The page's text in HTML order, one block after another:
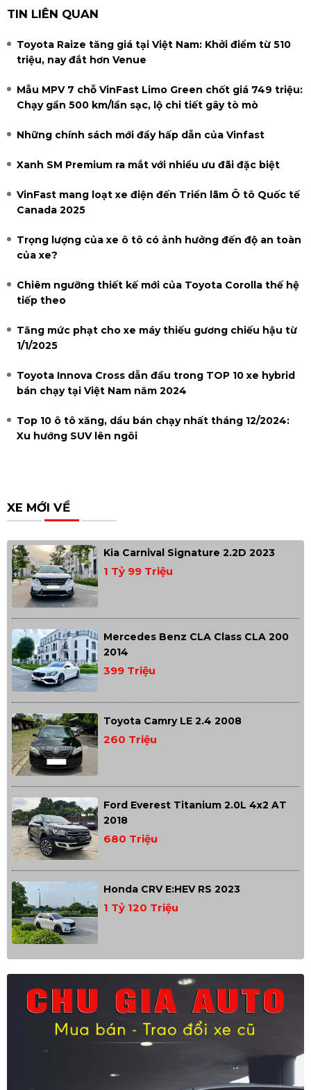
TIN LIÊN QUAN
Toyota Raize tăng giá tại Việt Nam: Khởi điểm từ 510
triệu, nay đắt hơn Venue
Mẫu MPV 7 chỗ VinFast Limo Green chốt giá 749 triệu:
Chạy gần 500 km/lần sạc, lộ chi tiết gây tò mò
Những chính sách mới đầy hấp dẫn của Vinfast
Xanh SM Premium ra mắt với nhiều ưu đãi đặc biệt
VinFast mang loạt xe điện đến Triển lãm Ô tô Quốc tế
Canada 2025
Trọng lượng của xe ô tô có ảnh hưởng đến độ an toàn
của xe?
Chiêm ngưỡng thiết kế mới của Toyota Corolla thế hệ
tiếp theo
Tăng mức phạt cho xe máy thiếu gương chiếu hậu từ
1/1/2025
Toyota Innova Cross dẫn đầu trong TOP 10 xe hybrid
bán chạy tại Việt Nam năm 2024
Top 10 ô tô xăng, dầu bán chạy nhất tháng 12/2024:
Xu hướng SUV lên ngôi
XE MỚI VỀ
Kia Carnival Signature 2.2D 2023
1 Tỷ 99 Triệu
Mercedes Benz CLA Class CLA 200
2014
399 Triệu
Toyota Camry LE 2.4 2008
260 Triệu
Ford Everest Titanium 2.0L 4x2 AT
2018
680 Triệu
Honda CRV E:HEV RS 2023
1 Tỷ 120 Triệu